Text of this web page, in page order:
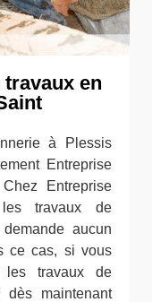
travaux en
à Plessis
Entreprise
Entreprise
les travaux de
aucun
ce cas, si vous
travaux de
maintenant